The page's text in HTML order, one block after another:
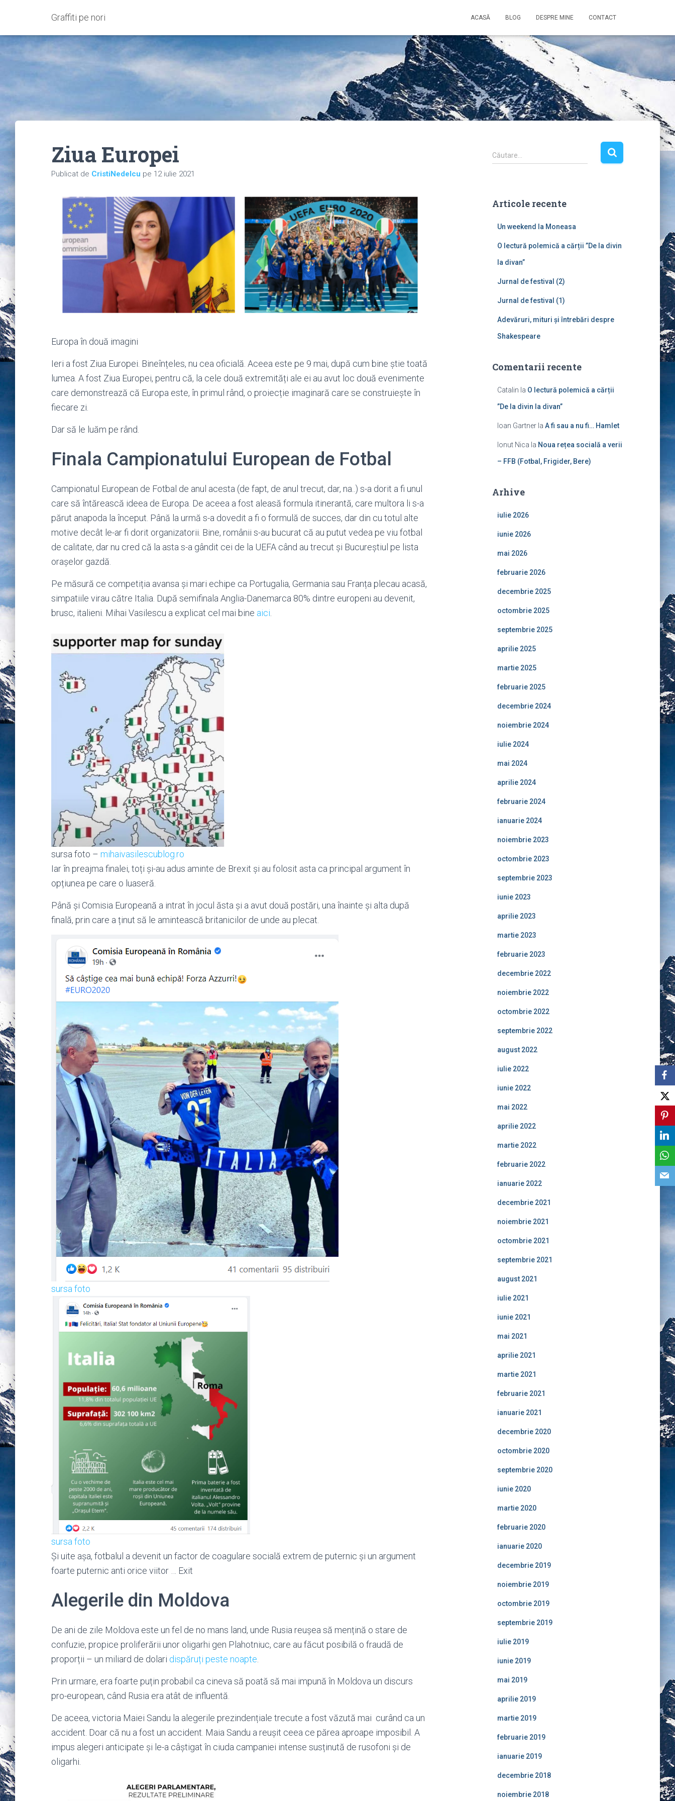
Graffiti pe nori ACASĂ BLOG DESPRE MINE CONTACT
Ziua Europei
Publicat de CristiNedelcu pe 12 iulie 2021
Europa în două imagini
Ieri a fost Ziua Europei. Bineînțeles, nu cea oficială. Aceea este pe 9 mai, după cum bine știe toată
lumea. A fost Ziua Europei, pentru că, la cele două extremități ale ei au avut loc două evenimente
care demonstrează că Europa este, în primul rând, o proiecție imaginară care se construiește în
fiecare zi.
Dar să le luăm pe rând.
Finala Campionatului European de Fotbal
Campionatul European de Fotbal de anul acesta (de fapt, de anul trecut, dar, na..) s-a dorit a fi unul
care să întărească ideea de Europa. De aceea a fost aleasă formula itinerantă, care multora li s-a
părut anapoda la început. Până la urmă s-a dovedit a fi o formulă de succes, dar din cu totul alte
motive decât le-ar fi dorit organizatorii. Bine, românii s-au bucurat că au putut vedea pe viu fotbal
de calitate, dar nu cred că la asta s-a gândit cei de la UEFA când au trecut și Bucureștiul pe lista
orașelor gazdă.
Pe măsură ce competiția avansa și mari echipe ca Portugalia, Germania sau Franța plecau acasă,
simpatiile virau către Italia. După semifinala Anglia-Danemarca 80% dintre europeni au devenit,
brusc, italieni. Mihai Vasilescu a explicat cel mai bine aici
sursa foto – mihaivasilescublog.ro
Iar în preajma finalei, toți și-au adus aminte de Brexit și au folosit asta ca principal argument în
opțiunea pe care o luaseră.
Până și Comisia Europeană a intrat în jocul ăsta și a avut două postări, una înainte și alta după
finală, prin care a ținut să le amintească britanicilor de unde au plecat.
sursa foto
sursa foto
Și uite așa, fotbalul a devenit un factor de coagulare socială extrem de puternic și un argument
foarte puternic anti orice viitor … Exit
Alegerile din Moldova
De ani de zile Moldova este un fel de no mans land, unde Rusia reușea să mențină o stare de
confuzie, propice proliferării unor oligarhi gen Plahotniuc, care au făcut posibilă o fraudă de
proporții – un miliard de dolari dispăruți peste noapte.
Prin urmare, era foarte puțin probabil ca cineva să poată să mai impună în Moldova un discurs
pro-european, când Rusia era atât de influentă.
De aceea, victoria Maiei Sandu la alegerile prezindențiale trecute a fost văzută mai curând ca un
accident. Doar că nu a fost un accident. Maia Sandu a reușit ceea ce părea aproape imposibil. A
impus alegeri anticipate și le-a câștigat în ciuda campaniei intense susținută de rusofoni și de
oligarhi.
C
a
d
Căutare…
Articole recente
Un weekend la Moneasa
O lectură polemică a cărții ”De la divin
la divan”
Jurnal de festival (2)
Jurnal de festival (1)
Adevăruri, mituri și întrebări despre
Shakespeare
Comentarii recente
Catalin la O lectură polemică a cărții
”De la divin la divan”
Ioan Gartnerla A fi sau a nu fi… Hamlet
Ionut Nica la Noua rețea socială a verii
– FFB (Fotbal, Frigider, Bere)
Arhive
iulie 2026
iunie 2026
mai 2026
februarie 2026
decembrie 2025
octombrie 2025
septembrie 2025
aprilie 2025
martie 2025
februarie 2025
decembrie 2024
noiembrie 2024
iulie 2024
mai 2024
aprilie 2024
februarie 2024
ianuarie 2024
noiembrie 2023
octombrie 2023
septembrie 2023
iunie 2023
aprilie 2023
martie 2023
februarie 2023
decembrie 2022
noiembrie 2022
octombrie 2022
septembrie 2022
august 2022
iulie 2022
iunie 2022
mai 2022
aprilie 2022
martie 2022
februarie 2022
ianuarie 2022
decembrie 2021
noiembrie 2021
octombrie 2021
septembrie 2021
august 2021
iulie 2021
iunie 2021
mai 2021
aprilie 2021
martie 2021
februarie 2021
ianuarie 2021
decembrie 2020
octombrie 2020
septembrie 2020
iunie 2020
martie 2020
februarie 2020
ianuarie 2020
decembrie 2019
noiembrie 2019
octombrie 2019
septembrie 2019
iulie 2019
iunie 2019
mai 2019
aprilie 2019
martie 2019
februarie 2019
ianuarie 2019
decembrie 2018
noiembrie 2018